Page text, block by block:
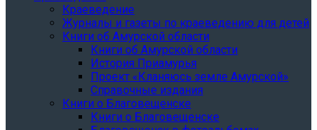
Краеведение
Журналы и газеты по краеведению для детей
Книги об Амурской области
Книги об Амурской области
История Приамурья
Проект «Кланяюсь земле Амурской»
Справочные издания
Книги о Благовещенске
Книги о Благовещенске